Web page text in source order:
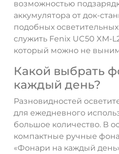
возможностью
аккумулятора от док-
подобных
служить Fenix UC50 XM-
который можно не
Какой выбрать
каждый день?
Разновидностей
для ежедневного
большое количество. В
компактные ручные
«Фонари на каждый